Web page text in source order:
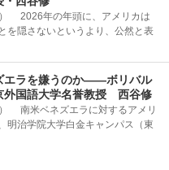
） 2026年の年頭に、アメリカは
を隠さないというより、公然と表
エラを嫌うのか――ボリバル
国語大学名誉教授 西谷修
南米ベネズエラに対するアメリ
明治学院大学白金キャンパス（東